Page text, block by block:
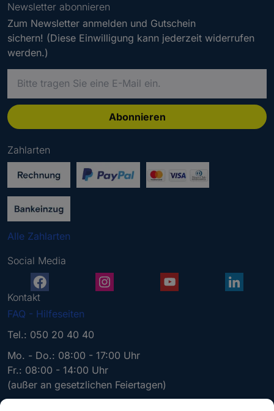
Newsletter abonnieren
Zum Newsletter anmelden und Gutschein
sichern! (Diese Einwilligung kann jederzeit widerrufen
werden.)
t
e
e
n
i
e
i
e
ü
l
i
g
e
E
Abonnieren
Zahlarten
Alle Zahlarten
Social Media
Kontakt
FAQ - Hilfeseiten
Tel.: 050 20 40 40
Mo. - Do.: 08:00 - 17:00 Uhr
Fr.: 08:00 - 14:00 Uhr
(außer an gesetzlichen Feiertagen)